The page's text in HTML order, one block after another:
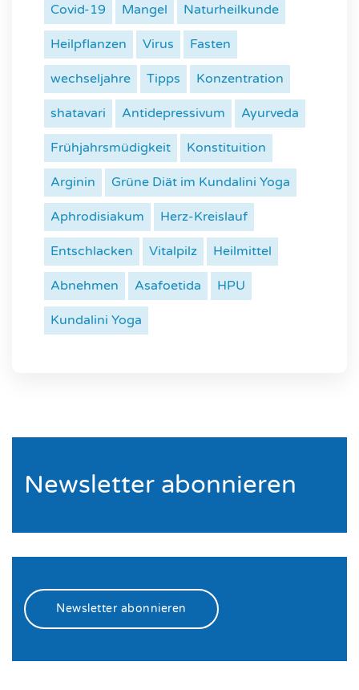
Covid-19 Mangel Naturheilkunde
Heilpflanzen Virus Fasten
wechseljahre Tipps Konzentration
shatavari Antidepressivum Ayurveda
Frühjahrsmüdigkeit Konstituition
Arginin Grüne Diät im Kundalini Yoga
Aphrodisiakum Herz-Kreislauf
Entschlacken Vitalpilz Heilmittel
Abnehmen Asafoetida HPU
Kundalini Yoga
Newsletter abonnieren
Newsletter abonnieren